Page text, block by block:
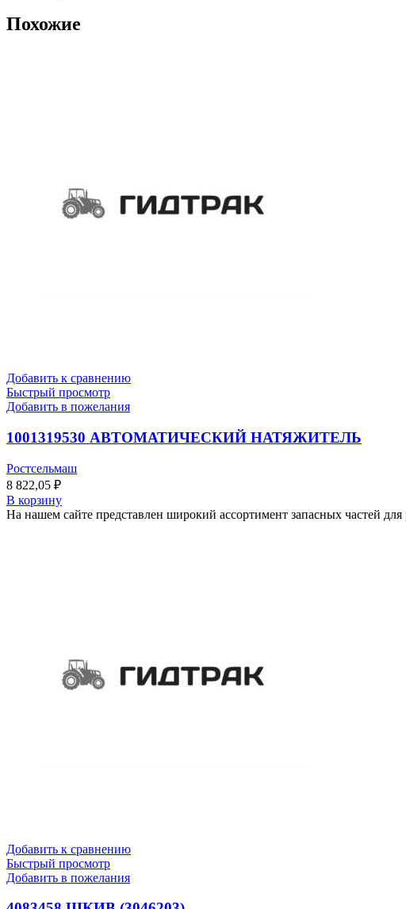
Похожие
Добавить к сравнению
Быстрый просмотр
Добавить в пожелания
1001319530 АВТОМАТИЧЕСКИЙ НАТЯЖИТЕЛЬ
Ростсельмаш
8 822,05 ₽
В корзину
На нашем сайте представлен широкий ассортимент запасных частей
Добавить к сравнению
Быстрый просмотр
Добавить в пожелания